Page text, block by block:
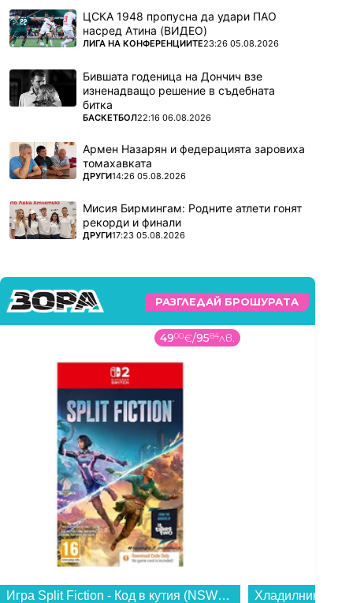
ЦСКА 1948 пропусна да удари ПАО
насред Атина (ВИДЕО)
ПОВЕЧЕ ОТ
ЛИГА НА КОНФЕРЕНЦИИТЕ23:26 05.08.2026
Бившата годеница на Дончич взе
изненадващо решение в съдебната
битка
ПОВЕЧЕ ОТ
БАСКЕТБОЛ22:16 06.08.2026
Армен Назарян и федерацията заровиха
томахавката
ПОВЕЧЕ ОТ
ДРУГИ14:26 05.08.2026
Мисия Бирмингам: Родните атлети гонят
рекорди и финали
ПОВЕЧЕ ОТ
ДРУГИ17:23 05.08.2026
РАЗГЛЕДАЙ БРОШУРАТА
4900€/9584лв.
Игра Split Fiction - Код в кутия (NSW2)...